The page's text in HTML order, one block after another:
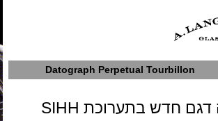
Datograph Perpetual
חברת שעוני היוקרה לאנגה זון משיקה דגם חדש בתערוכת SIHH